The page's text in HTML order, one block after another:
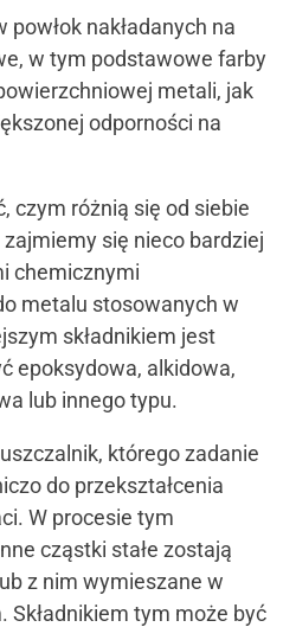
nakładanych na
w tym podstawowe farby
metali, jak
odporności na
czym różnią się od siebie
zajmiemy się nieco bardziej
chemicznymi
metalu stosowanych w
składnikiem jest
epoksydowa, alkidowa,
lub innego typu.
którego zadanie
do przekształcenia
W procesie tym
cząstki stałe zostają
z nim wymieszane w
Składnikiem tym może być